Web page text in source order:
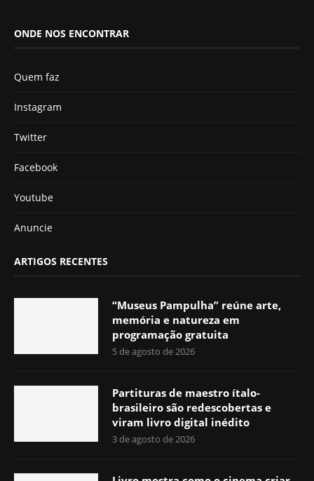
ONDE NOS ENCONTRAR
Quem faz
Instagram
Twitter
Facebook
Youtube
Anuncie
ARTIGOS RECENTES
“Museus Pampulha” reúne arte,
memória e natureza em
programação gratuita
5 de agosto de 2026
Partituras de maestro ítalo-
brasileiro são redescobertas e
viram livro digital inédito
3 de agosto de 2026